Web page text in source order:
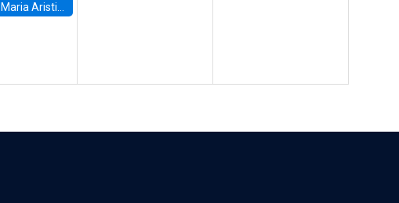
Maria Aristizabal-Ramirez, FED Board